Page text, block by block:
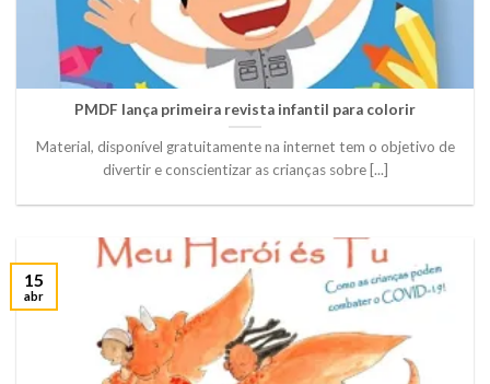
PMDF lança primeira revista infantil para colorir
Material, disponível gratuitamente na internet tem o objetivo de
divertir e conscientizar as crianças sobre [...]
15
abr